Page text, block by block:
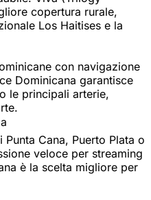
copertura rurale,
Los Haitises e la
con navigazione
Dominicana garantisce
le principali arterie,
Cana, Puerto Plata o
veloce per streaming
è la scelta migliore per